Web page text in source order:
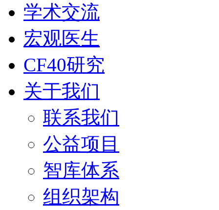
学术交流
宏观医生
CF40研究
关于我们
联系我们
公益项目
智库体系
组织架构